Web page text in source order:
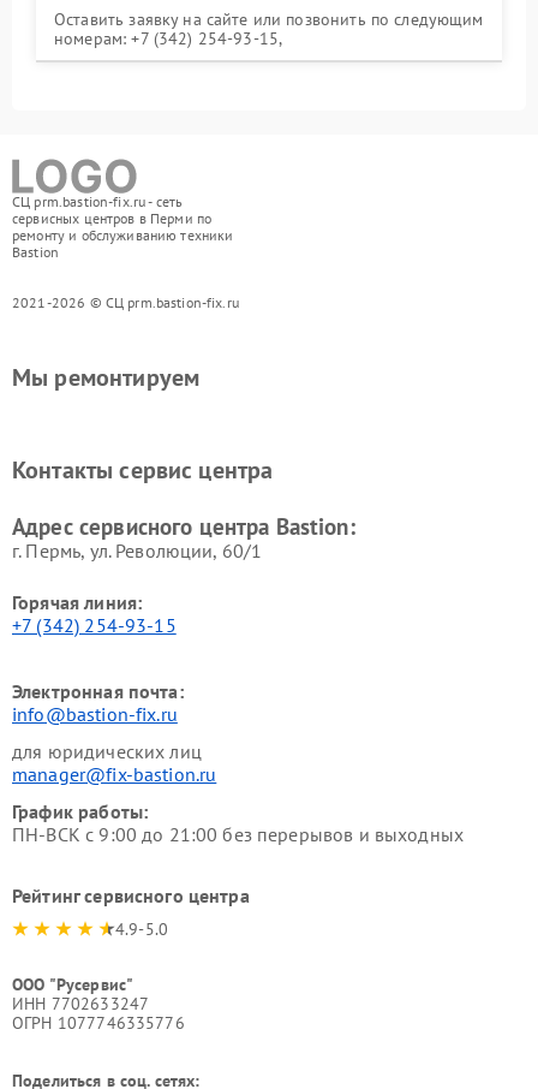
Оставить заявку на сайте или позвонить по следующим
номерам: +7 (342) 254-93-15,
СЦ prm.bastion-fix.ru - сеть
сервисных центров в Перми по
ремонту и обслуживанию техники
Bastion
2021-2026 © СЦ prm.bastion-fix.ru
Мы ремонтируем
Контакты сервис центра
Адрес сервисного центра Bastion:
г. Пермь, ул. ​Революции, 60/1
Горячая линия:
+7 (342) 254-93-15
Электронная почта:
info@bastion-fix.ru
для юридических лиц
manager@fix-bastion.ru
График работы:
ПН-ВСК с 9:00 до 21:00 без перерывов и выходных
Рейтинг сервисного центра
4.9-5.0
ООО "Русервис"
ИНН 7702633247
ОГРН 1077746335776
Поделиться в соц. сетях: